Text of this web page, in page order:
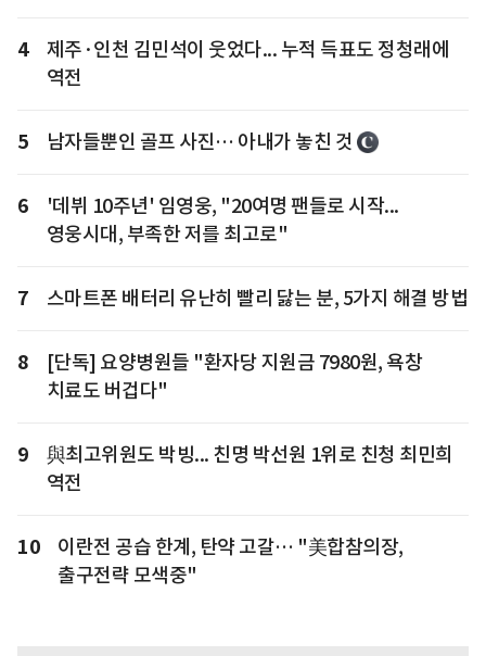
4
제주·인천 김민석이 웃었다... 누적 득표도 정청래에
역전
5 남자들뿐인 골프 사진… 아내가 놓친 것
6
'데뷔 10주년' 임영웅, "20여명 팬들로 시작...
영웅시대, 부족한 저를 최고로"
7 스마트폰 배터리 유난히 빨리 닳는 분, 5가지 해결 방법
8
[단독] 요양병원들 "환자당 지원금 7980원, 욕창
치료도 버겁다"
9
與최고위원도 박빙... 친명 박선원 1위로 친청 최민희
역전
10
이란전 공습 한계, 탄약 고갈… "美합참의장,
출구전략 모색중"